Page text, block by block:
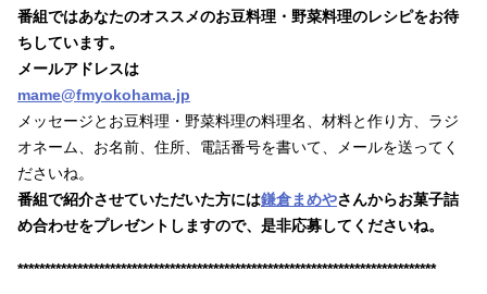
番組ではあなたのオススメのお豆料理・野菜料理のレシピをお待
ちしています。
メールアドレスは
mame@fmyokohama.jp
メッセージとお豆料理・野菜料理の料理名、材料と作り方、ラジ
オネーム、お名前、住所、電話番号を書いて、メールを送ってく
ださいね。
番組で紹介させていただいた方には鎌倉まめやさんからお菓子詰
め合わせをプレゼントしますので、是非応募してくださいね。
*****************************************************************************